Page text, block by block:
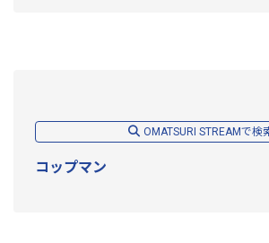
OMATSURI STREAMで検
コップマン